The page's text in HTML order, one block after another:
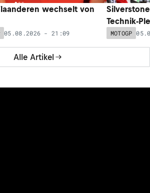
Alle Artikel
wechselt von
05.08.2026 - 21:09
Technik-
MOTOGP